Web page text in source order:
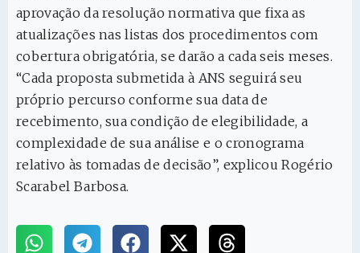
aprovação da resolução normativa que fixa as
atualizações nas listas dos procedimentos com
cobertura obrigatória, se darão a cada seis meses.
“Cada proposta submetida à ANS seguirá seu
próprio percurso conforme sua data de
recebimento, sua condição de elegibilidade, a
complexidade de sua análise e o cronograma
relativo às tomadas de decisão”, explicou Rogério
Scarabel Barbosa.